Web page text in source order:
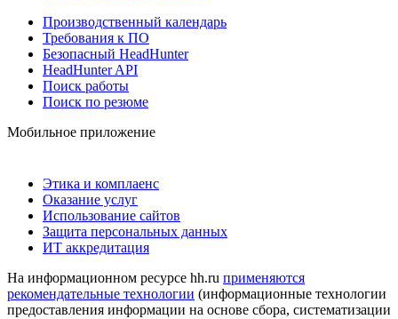
Производственный календарь
Требования к ПО
Безопасный HeadHunter
HeadHunter API
Поиск работы
Поиск по резюме
Мобильное приложение
Этика и комплаенс
Оказание услуг
Использование сайтов
Защита персональных данных
ИТ аккредитация
На информационном ресурсе hh.ru применяются
рекомендательные технологии (информационные технологии
предоставления информации на основе сбора, систематизации